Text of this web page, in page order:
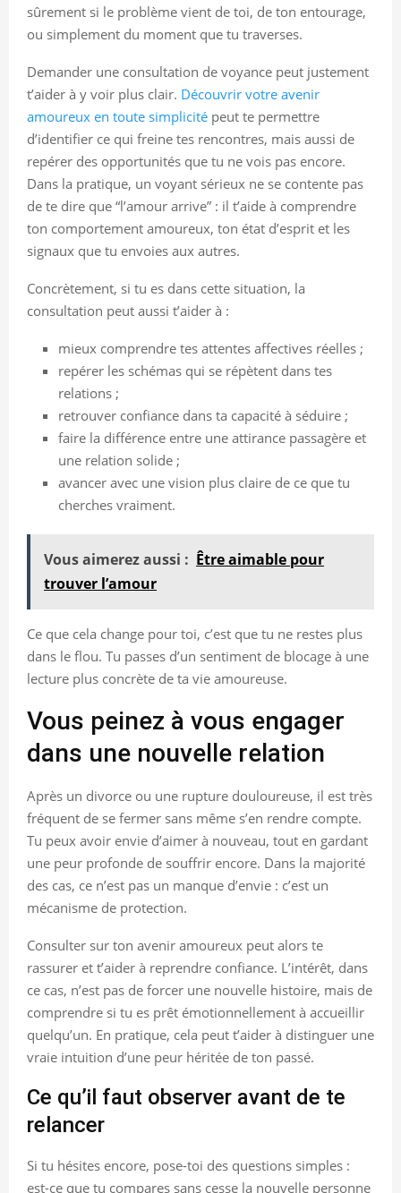
sûrement si le problème vient de toi, de ton entourage,
ou simplement du moment que tu traverses.
Demander une consultation de voyance peut justement
t’aider à y voir plus clair. Découvrir votre avenir
amoureux en toute simplicité peut te permettre
d’identifier ce qui freine tes rencontres, mais aussi de
repérer des opportunités que tu ne vois pas encore.
Dans la pratique, un voyant sérieux ne se contente pas
de te dire que “l’amour arrive” : il t’aide à comprendre
ton comportement amoureux, ton état d’esprit et les
signaux que tu envoies aux autres.
Concrètement, si tu es dans cette situation, la
consultation peut aussi t’aider à :
mieux comprendre tes attentes affectives réelles ;
repérer les schémas qui se répètent dans tes
relations ;
retrouver confiance dans ta capacité à séduire ;
faire la différence entre une attirance passagère et
une relation solide ;
avancer avec une vision plus claire de ce que tu
cherches vraiment.
Vous aimerez aussi : Être aimable pour
trouver l’amour
Ce que cela change pour toi, c’est que tu ne restes plus
dans le flou. Tu passes d’un sentiment de blocage à une
lecture plus concrète de ta vie amoureuse.
Vous peinez à vous engager
dans une nouvelle relation
Après un divorce ou une rupture douloureuse, il est très
fréquent de se fermer sans même s’en rendre compte.
Tu peux avoir envie d’aimer à nouveau, tout en gardant
une peur profonde de souffrir encore. Dans la majorité
des cas, ce n’est pas un manque d’envie : c’est un
mécanisme de protection.
Consulter sur ton avenir amoureux peut alors te
rassurer et t’aider à reprendre confiance. L’intérêt, dans
ce cas, n’est pas de forcer une nouvelle histoire, mais de
comprendre si tu es prêt émotionnellement à accueillir
quelqu’un. En pratique, cela peut t’aider à distinguer une
vraie intuition d’une peur héritée de ton passé.
Ce qu’il faut observer avant de te
relancer
Si tu hésites encore, pose-toi des questions simples :
est-ce que tu compares sans cesse la nouvelle personne